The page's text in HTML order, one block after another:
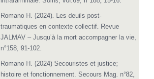
Romano H. (2024). Les deuils post-
traumatiques en contexte collectif. Revue
JALMAV – Jusqu’à la mort accompagner la vie,
n°158, 91-102.
Romano H. (2024) Secouristes et justice;
histoire et fonctionnement. Secours Mag. n°82,